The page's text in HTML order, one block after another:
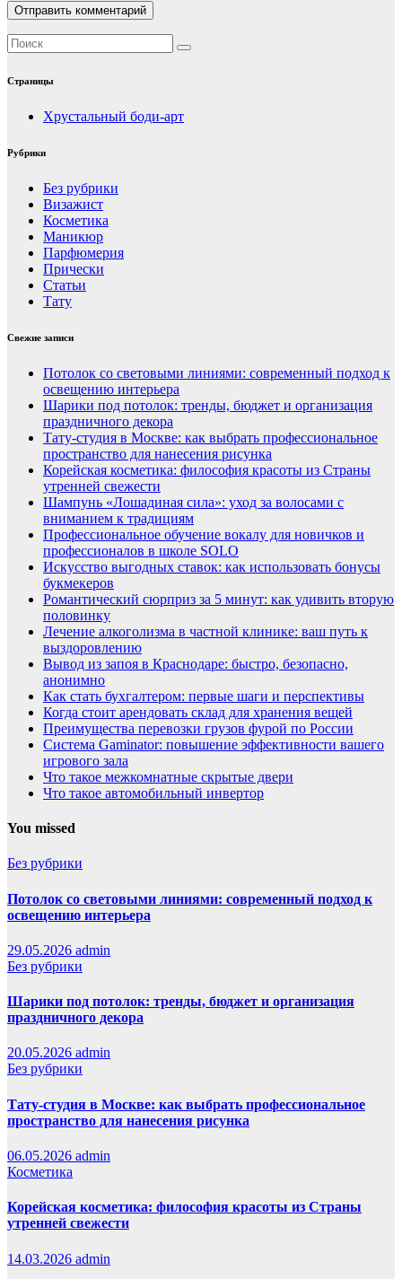
Страницы
Хрустальный боди-арт
Рубрики
Без рубрики
Визажист
Косметика
Маникюр
Парфюмерия
Прически
Статьи
Тату
Свежие записи
Потолок со световыми линиями: современный подход к
освещению интерьера
Шарики под потолок: тренды, бюджет и организация
праздничного декора
Тату-студия в Москве: как выбрать профессиональное
пространство для нанесения рисунка
Корейская косметика: философия красоты из Страны
утренней свежести
Шампунь «Лошадиная сила»: уход за волосами с
вниманием к традициям
Профессиональное обучение вокалу для новичков и
профессионалов в школе SOLO
Искусство выгодных ставок: как использовать бонусы
букмекеров
Романтический сюрприз за 5 минут: как удивить вторую
половинку
Лечение алкоголизма в частной клинике: ваш путь к
выздоровлению
Вывод из запоя в Краснодаре: быстро, безопасно,
анонимно
Как стать бухгалтером: первые шаги и перспективы
Когда стоит арендовать склад для хранения вещей
Преимущества перевозки грузов фурой по России
Система Gaminator: повышение эффективности вашего
игрового зала
Что такое межкомнатные скрытые двери
Что такое автомобильный инвертор
You missed
Без рубрики
Потолок со световыми линиями: современный подход к
освещению интерьера
29.05.2026 admin
Без рубрики
Шарики под потолок: тренды, бюджет и организация
праздничного декора
20.05.2026 admin
Без рубрики
Тату-студия в Москве: как выбрать профессиональное
пространство для нанесения рисунка
06.05.2026 admin
Косметика
Корейская косметика: философия красоты из Страны
утренней свежести
14.03.2026 admin